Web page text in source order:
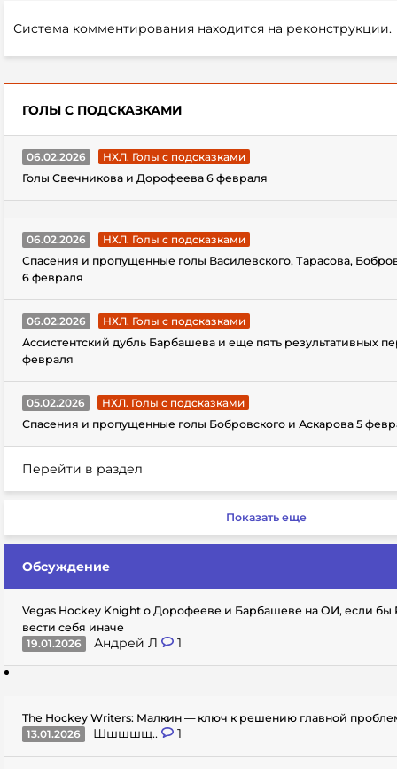
Система комментирования находится на реконструкции.
ГОЛЫ С ПОДСКАЗКАМИ
06.02.2026
НХЛ. Голы с подсказками
Голы Свечникова и Дорофеева 6 февраля
06.02.2026
НХЛ. Голы с подсказками
Спасения и пропущенные голы Василевского, Тарасова,
6 февраля
06.02.2026
НХЛ. Голы с подсказками
Ассистентский дубль Барбашева и еще пять результативных
февраля
05.02.2026
НХЛ. Голы с подсказками
Спасения и пропущенные голы Бобровского и Аскарова 5
Перейти в раздел
Показать еще
Обсуждение
Vegas Hockey Knight о Дорофееве и Барбашеве на ОИ, если бы
вести себя иначе
19.01.2026
Андрей Л 1
The Hockey Writers: Малкин — ключ к решению главной
13.01.2026
Шшшшщ.. 1